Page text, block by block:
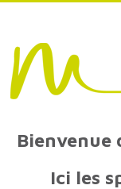
L'Équipe
Bienvenue
Ici les